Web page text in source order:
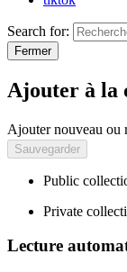
Search for:
Fermer
Ajouter à la
Ajouter nouveau ou
Public
Private
Lecture